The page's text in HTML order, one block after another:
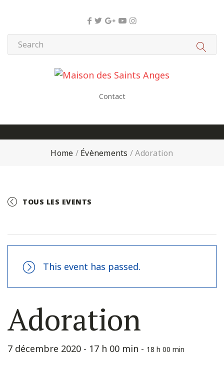
Contact
Home / Évènements /Adoration
TOUS LES EVENTS
This event has passed.
Adoration
7 décembre 2020 - 17 h 00 min - 18 h 00 min